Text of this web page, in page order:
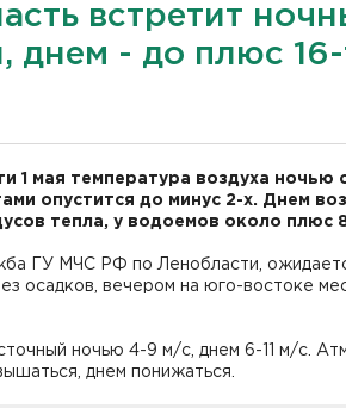
встретит
днем - до плюс 16-
1 мая температура воздуха ночью
опустится до минус 2-х. Днем
тепла, у водоемов около плюс
ГУ МЧС РФ по Ленобласти,
осадков, вечером на юго-востоке
ночью 4-9 м/с, днем 6-11 м/с.
днем понижаться.